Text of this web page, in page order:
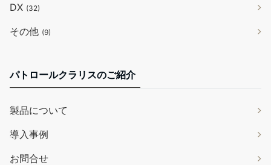
DX (32)
その他 (9)
パトロールクラリスのご紹介
製品について
導入事例
お問合せ